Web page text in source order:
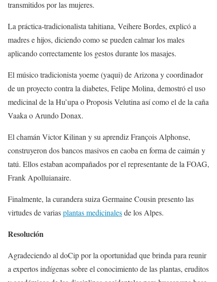
transmitidos por las mujeres.
La práctica-tradicionalista tahitiana, Veihere Bordes, explicó a
madres e hijos, diciendo como se pueden calmar los males
aplicando correctamente los gestos durante los masajes.
El músico tradicionista yoeme (yaqui) de Arizona y coordinador
de un proyecto contra la diabetes, Felipe Molina, demostró el uso
medicinal de la Hu’upa o Proposis Velutina así como el de la caña
Vaaka o Arundo Donax.
El chamán Victor Kilinan y su aprendiz François Alphonse,
construyeron dos bancos masivos en caoba en forma de caimán y
tatú. Ellos estaban acompañados por el representante de la FOAG,
Frank Apolluianaire.
Finalmente, la curandera suiza Germaine Cousin presento las
virtudes de variasplantas medicinalesde los Alpes.
Resolución
Agradeciendo al doCip por la oportunidad que brinda para reunir
a expertos indígenas sobre el conocimiento de las plantas, eruditos